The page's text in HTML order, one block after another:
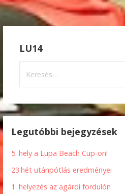
navigáció
LU14
Legutóbbi bejegyzések
5. hely a Lupa Beach Cup-on!
23.hét utánpótlás eredményei
1. helyezés az agárdi fordulón